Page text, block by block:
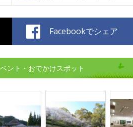
Facebookでシェア
ント・おでかけスポット